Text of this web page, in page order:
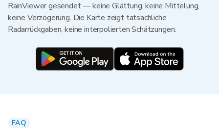
RainViewer gesendet — keine Glättung, keine Mittelung,
keine Verzögerung. Die Karte zeigt tatsächliche
Radarrückgaben, keine interpolierten Schätzungen.
FAQ